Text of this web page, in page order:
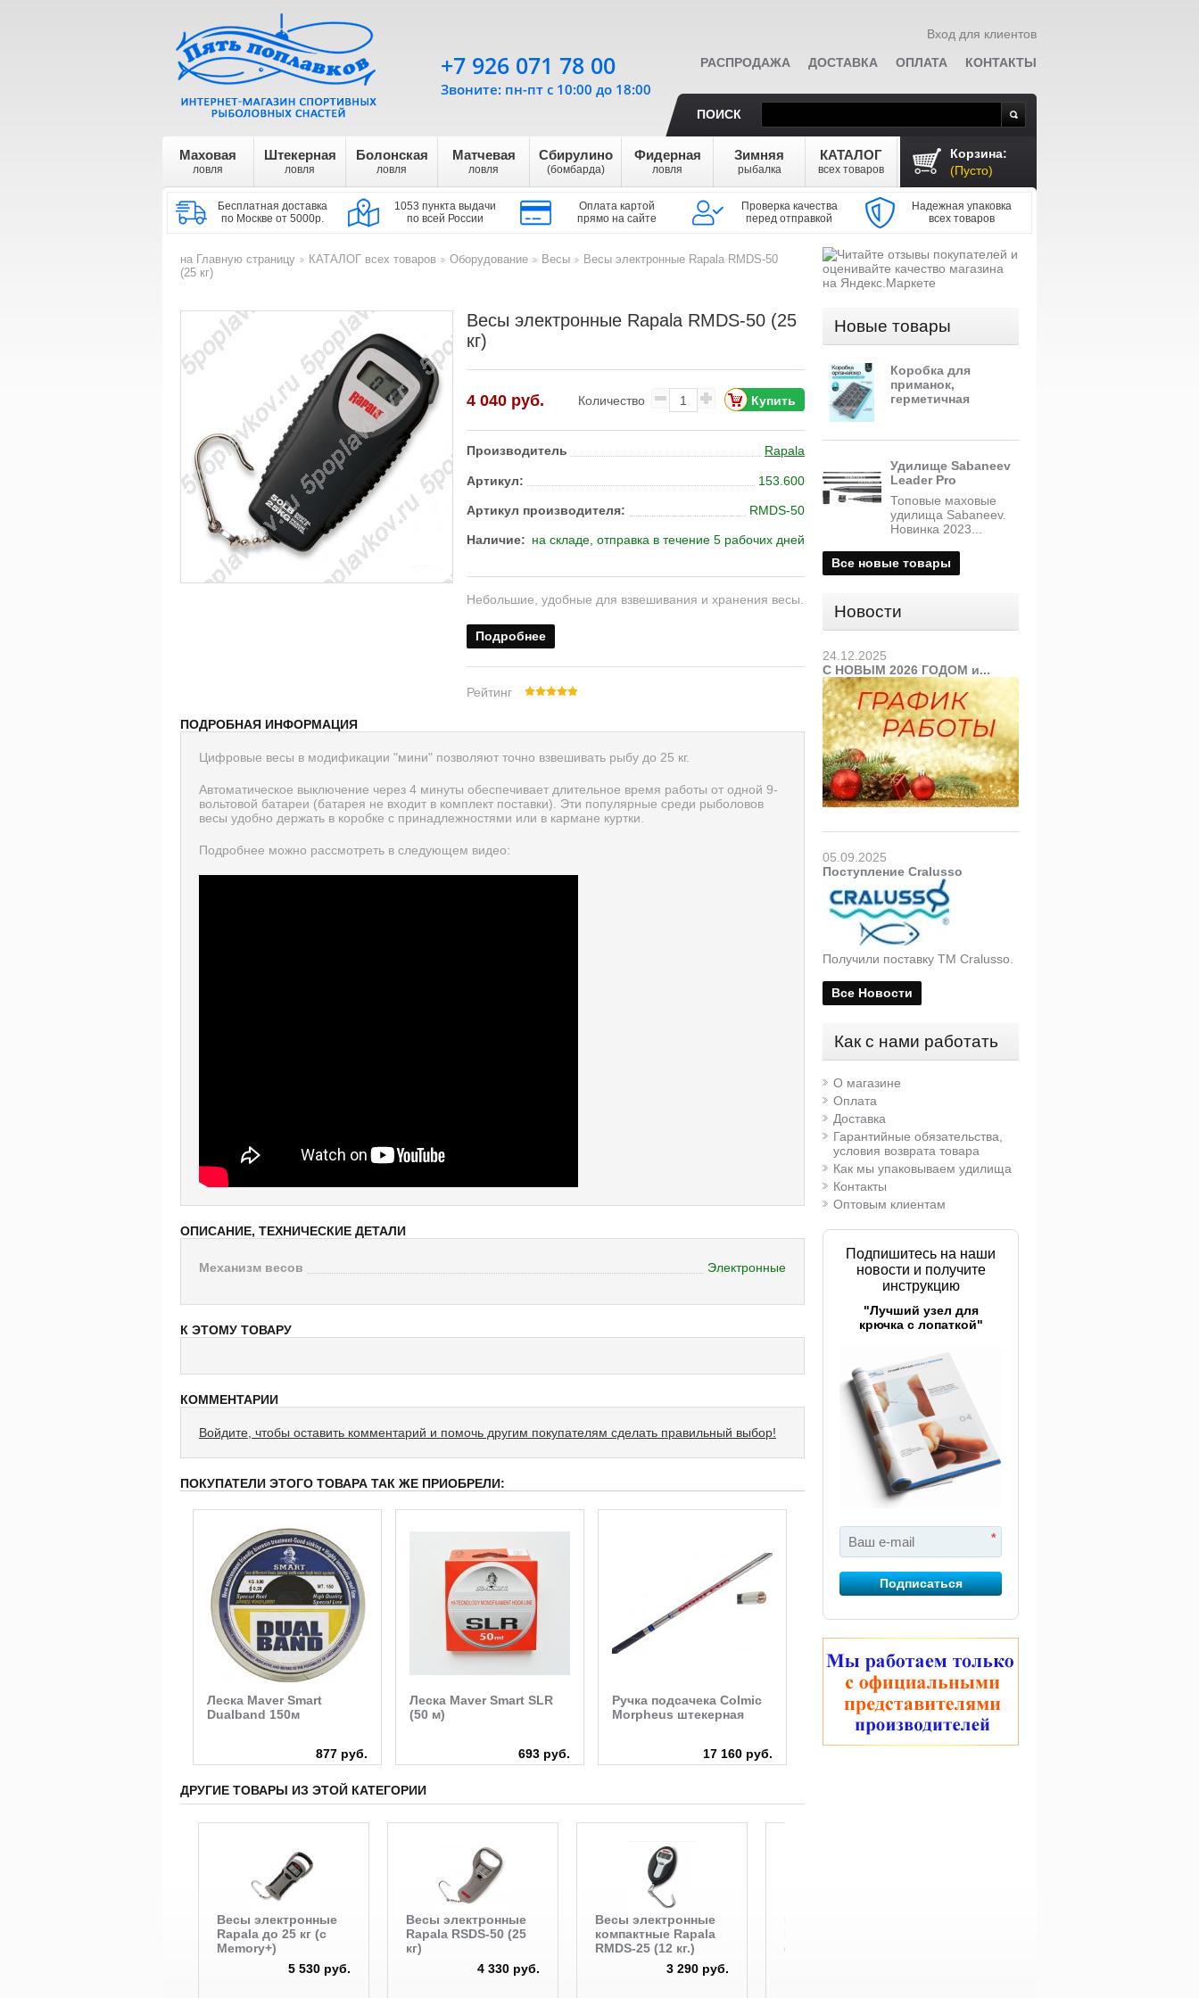
Вход для клиентов
Корзина:
(Пусто)
РАСПРОДАЖА ДОСТАВКА ОПЛАТА КОНТАКТЫ
ПОИСК
Маховая
ловля
Штекерная
ловля
Болонская
ловля
Матчевая
ловля
Сбирулино
(бомбарда)
Фидерная
ловля
Зимняя
рыбалка
КАТАЛОГ
всех товаров
Бесплатная доставка
по Москве от 5000р.
1053 пункта выдачи
по всей России
Оплата картой
прямо на сайте
Проверка качества
перед отправкой
Надежная упаковка
всех товаров
+7 926 071 78 00
Звоните: пн-пт с 10:00 до 18:00
на Главную страницу
КАТАЛОГ всех товаров
Оборудование
Весы
Весы электронные Rapala RMDS-50
(25 кг)
Весы электронные Rapala RMDS-50 (25
кг)
4 040 руб. Количество
Производитель Rapala
Артикул: 153.600
Артикул производителя: RMDS-50
Наличие: на складе, отправка в течение 5 рабочих дней
Небольшие, удобные для взвешивания и хранения весы.
Подробнее
Рейтинг
ПОДРОБНАЯ ИНФОРМАЦИЯ
Цифровые весы в модификации "мини" позволяют точно взвешивать рыбу до 25 кг.
Автоматическое выключение через 4 минуты обеспечивает длительное время работы от одной 9-
вольтовой батареи (батарея не входит в комплект поставки). Эти популярные среди рыболовов
весы удобно держать в коробке с принадлежностями или в кармане куртки.
Подробнее можно рассмотреть в следующем видео:
ОПИСАНИЕ, ТЕХНИЧЕСКИЕ ДЕТАЛИ
Механизм весов Электронные
К ЭТОМУ ТОВАРУ
КОММЕНТАРИИ
Войдите, чтобы оставить комментарий и помочь другим покупателям сделать правильный выбор!
ПОКУПАТЕЛИ ЭТОГО ТОВАРА ТАК ЖЕ ПРИОБРЕЛИ:
Леска Maver Smart
Dualband 150м
877 руб.
Леска Maver Smart SLR
(50 м)
693 руб.
Ручка подсачека Colmic
Morpheus штекерная
17 160 руб.
Поплавок Cralusso
Bream Float
ДРУГИЕ ТОВАРЫ ИЗ ЭТОЙ КАТЕГОРИИ
Весы электронные
Rapala до 25 кг (с
Memory+)
5 530 руб.
Весы электронные
Rapala RSDS-50 (25
кг)
4 330 руб.
Весы электронные
компактные Rapala
RMDS-25 (12 кг.)
3 290 руб.
(50 кг.)
Новые товары
Коробка для
приманок,
герметичная
Удилище Sabaneev
Leader Pro
Топовые маховые
удилища Sabaneev.
Новинка 2023...
Все новые товары
Новости
24.12.2025
С НОВЫМ 2026 ГОДОМ и...
05.09.2025
Поступление Cralusso
Получили поставку ТМ Cralusso.
Все Новости
Как с нами работать
О магазине
Оплата
Доставка
Гарантийные обязательства,
условия возврата товара
Как мы упаковываем удилища
Контакты
Оптовым клиентам
Подпишитесь на наши
новости и получите
инструкцию
"Лучший узел для
крючка с лопаткой"
*
Подписаться